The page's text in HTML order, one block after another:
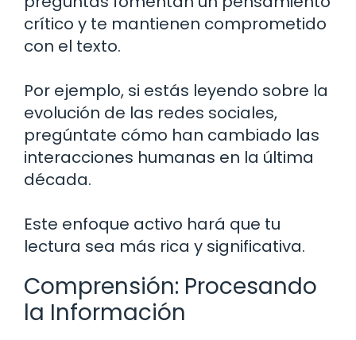
crítico y te mantienen comprometido
con el texto.
Por ejemplo, si estás leyendo sobre la
evolución de las redes sociales,
pregúntate cómo han cambiado las
interacciones humanas en la última
década.
Este enfoque activo hará que tu
lectura sea más rica y significativa.
Comprensión: Procesando
la Información